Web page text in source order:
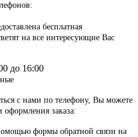
бесплатная
на все интересующие Вас
до 16:00
с нами по телефону, Вы можете
оформления заказа:
формы обратной связи на